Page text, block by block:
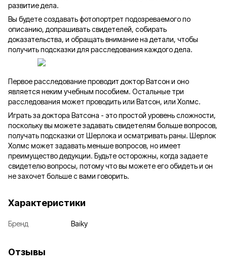
развитие дела.
Вы будете создавать фотопортрет подозреваемого по
описанию, допрашивать свидетелей, собирать
доказательства, и обращать внимание на детали, чтобы
получить подсказки для расследования каждого дела.
Первое расследование проводит доктор Ватсон и оно
является неким учебным пособием. Остальные три
расследования может проводить или Ватсон, или Холмс.
Играть за доктора Ватсона - это простой уровень сложности,
поскольку вы можете задавать свидетелям больше вопросов,
получать подсказки от Шерлока и осматривать раны. Шерлок
Холмс может задавать меньше вопросов, но имеет
преимущество дедукции. Будьте осторожны, когда задаете
свидетелю вопросы, потому что вы можете его обидеть и он
не захочет больше с вами говорить.
Характеристики
Бренд Baiky
Отзывы